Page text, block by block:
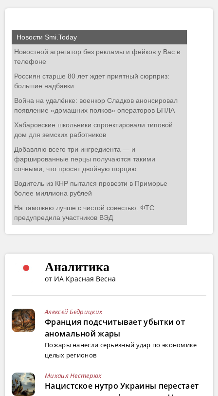
Аналитика
от ИА Красная Весна
Алексей Бедрицких
Франция подсчитывает убытки от
аномальной жары
Пожары нанесли серьёзный удар по экономике
целых регионов
Михаил Нестерюк
Нацистское нутро Украины перестает